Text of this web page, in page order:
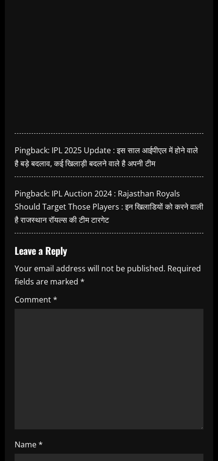
Pingback: IPL 2025 Update : इस साल आईपीएल में होने वाले
है बड़े बदलाव, कई खिलाड़ी बदलने वाले है अपनी टीम
Pingback: IPL Auction 2024 : Rajasthan Royals
Should Target Those Players : इन खिलाडियों को करने वाली
है राजस्थान रॉयल्स की टीम टारगेट
Leave a Reply
Your email address will not be published. Required
fields are marked *
Comment*
Name*